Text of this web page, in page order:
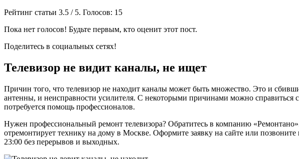
Рейтинг статьи 3.5 / 5. Голосов: 15
Пока нет голосов! Будьте первым, кто оценит этот пост.
Поделитесь в социальных сетях!
Телевизор не видит каналы, не ищет
Причин того, что телевизор не находит каналы может быть множество. Это и
антенны, и неисправности усилителя. С некоторыми причинами можно справиться
потребуется помощь профессионалов.
Нужен профессиональный ремонт телевизора? Обратитесь в компанию
отремонтирует технику на дому в Москве. Оформите заявку на сайте или
23:00 без перерывов и выходных.